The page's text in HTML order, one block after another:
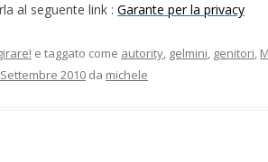
al seguente link : Garante per la privacy
e taggato come autority, gelmini, genitori,
2010 da michele